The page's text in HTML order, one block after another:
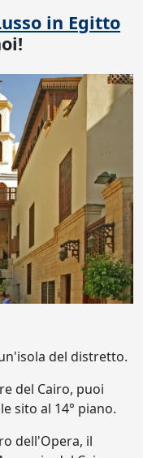
in Egitto
del distretto.
del Cairo, puoi
sito al 14° piano.
dell'Opera, il